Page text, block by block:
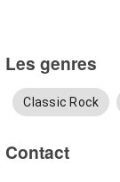
Les genres
Classic Rock
Contact